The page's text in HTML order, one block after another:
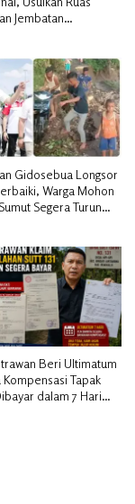
Jembatan
Gidosebua Longsor
Warga Mohon
Segera Turun
Beri Ultimatum
Kompensasi Tapak
dalam 7 Hari